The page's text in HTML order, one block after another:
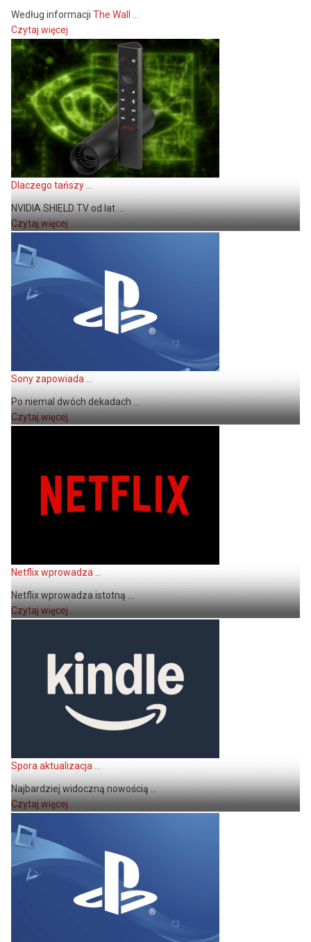
Według informacji The Wall ...
Czytaj więcej
Dlaczego tańszy ...
NVIDIA SHIELD TV od lat ...
Czytaj więcej
Sony zapowiada ...
Po niemal dwóch dekadach ...
Czytaj więcej
Netflix wprowadza ...
Netflix wprowadza istotną ...
Czytaj więcej
Spora aktualizacja ...
Najbardziej widoczną nowością ...
Czytaj więcej